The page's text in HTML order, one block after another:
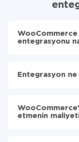
WooCommerce
entegrasyonu
aktarılacağını
Monday.com'ye
Entegrasyon
olarak, 10-15
etmenin